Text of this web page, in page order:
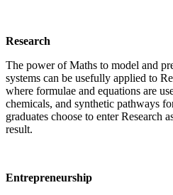
Research
The power of Maths to model and
systems can be usefully applied to
where formulae and equations are
chemicals, and synthetic pathways
graduates choose to enter Research
result.
Entrepreneurship